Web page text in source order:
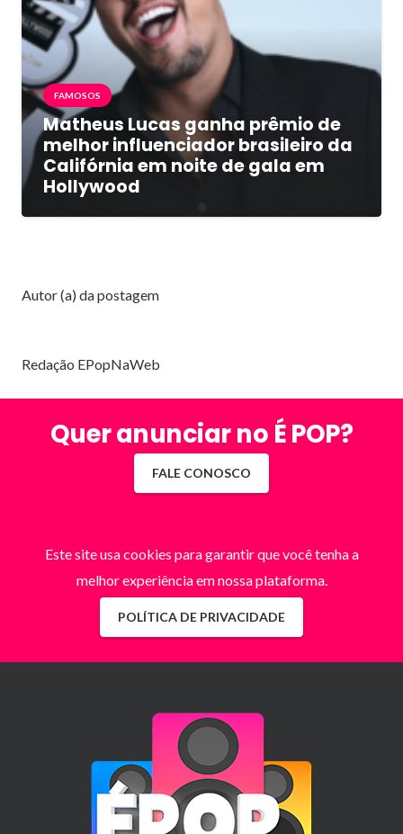
FAMOSOS
Matheus Lucas ganha prêmio de
melhor influenciador brasileiro da
Califórnia em noite de gala em
Hollywood
Autor (a) da postagem
Redação EPopNaWeb
Quer anunciar no É POP?
FALE CONOSCO
Este site usa cookies para garantir que você tenha a
melhor experiência em nossa plataforma.
POLÍTICA DE PRIVACIDADE